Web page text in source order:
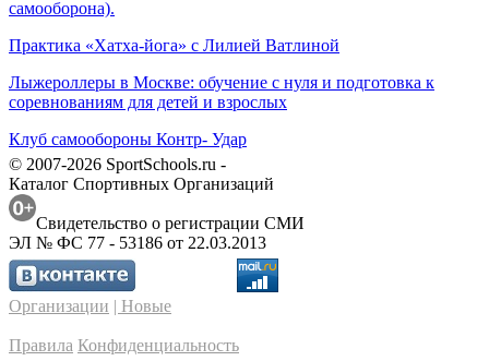
самооборона).
Практика «Хатха-йога» с Лилией Ватлиной
Лыжероллеры в Москве: обучение с нуля и подготовка к
соревнованиям для детей и взрослых
Клуб самообороны Контр- Удар
© 2007-2026 SportSchools.ru -
Каталог Спортивных Организаций
Свидетельство о регистрации СМИ
ЭЛ № ФС 77 - 53186 от 22.03.2013
Организации | Новые
Правила Конфиденциальность